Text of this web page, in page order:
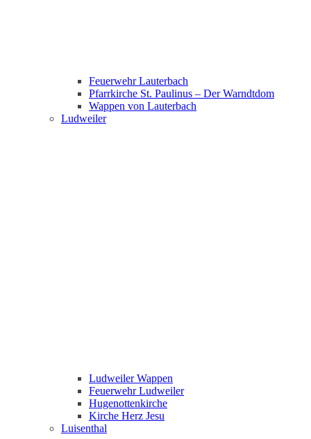
Feuerwehr Lauterbach
Pfarrkirche St. Paulinus – Der Warndtdom
Wappen von Lauterbach
Ludweiler
Ludweiler Wappen
Feuerwehr Ludweiler
Hugenottenkirche
Kirche Herz Jesu
Luisenthal